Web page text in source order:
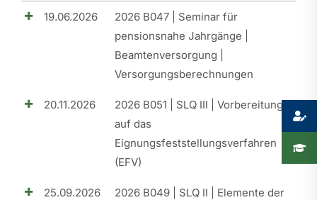
Presse
Recht
19.06.2026
2026 B047 | Seminar für
pensionsnahe Jahrgänge |
Beamtenversorgung |
Versorgungsberechnungen
20.11.2026
2026 B051 | SLQ III | Vorbereitung
auf das
Eignungsfeststellungsverfahren
(EFV)
25.09.2026
2026 B049 | SLQ II | Elemente der